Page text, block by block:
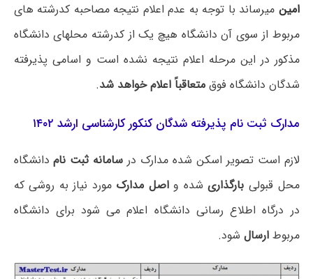
امین میرساند با توجه به عدم اعلام نتیجه مصاحبه کدرشته های
مربوط از سوی آن دانشگاه هیچ یک از کدرشته محلهای دانشگاه
مذکور در این مرحله اعلام نتیجه نشده است و اسامی پذیرفته
شدگان دانشگاه فوقمتعاقباً اعلام خواهد شد.
مدارک ثبت نام پذیرفته‌ شدگان کنکور کارشناسی ارشد ۱۴۰۲
لازم است تصویر اسکن شده مدارک در سامانه ثبت نامدانشگاه
محل قبولی بارگذاریشده واصل مدارک مورد نیاز به روشی که
در درگاه اطلاع رسانی دانشگاه اعلام می شود برای دانشگاه
مربوطارسال شود.